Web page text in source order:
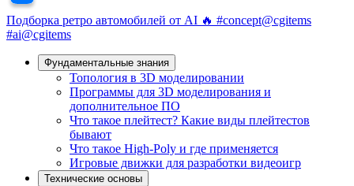
Подборка ретро автомобилей от AI 🔥 #concept@cgitems
#ai@cgitems
Фундамeнтальные знания
Топология в 3D моделировании
Программы для 3D моделирования и
дополнительное ПО
Что такое плейтест? Какие виды плейтестов
бывают
Что такое High-Poly и где применяется
Игровые движки для разработки видеоигр
Технические основы